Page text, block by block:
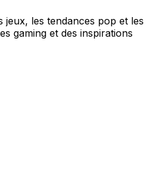
jeux, les tendances pop et les
gaming et des inspirations